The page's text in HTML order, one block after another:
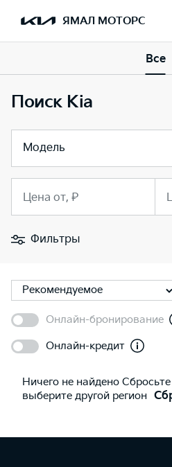
ЯМАЛ МОТОРС
Все
Поиск Kia
Модель
Цена от, ₽
Фильтры
Рекомендуемое
Онлайн-бронирование
Онлайн-кредит
Ничего не найдено
выберите другой регион